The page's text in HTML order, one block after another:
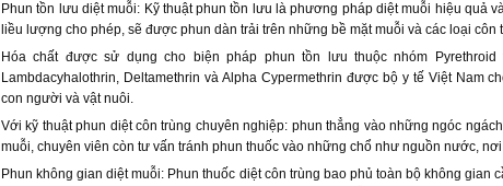
Phun tồn lưu diệt muỗi: Kỹ thuật phun tồn lưu là phương pháp diệt muỗi hiệu quả
liều lượng cho phép, sẽ được phun dàn trải trên những bề mặt muỗi và các loại côn
Hóa chất được sử dụng cho biện pháp phun tồn lưu thuộc nhóm Pyrethroid
Lambdacyhalothrin, Deltamethrin và Alpha Cypermethrin được bộ y tế Việt Nam
con người và vật nuôi.
Với kỹ thuật phun diệt côn trùng chuyên nghiệp: phun thẳng vào những ngóc
muỗi, chuyên viên còn tư vấn tránh phun thuốc vào những chổ như nguồn nước,
Phun không gian diệt muỗi: Phun thuốc diệt côn trùng bao phủ toàn bộ không gian